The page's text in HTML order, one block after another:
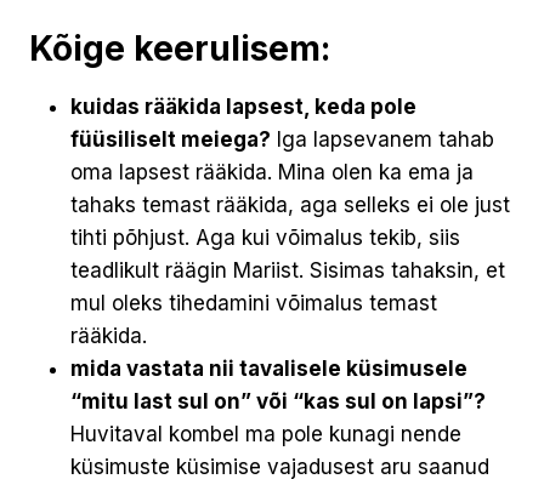
Kõige keerulisem:
kuidas rääkida lapsest, keda pole
füüsiliselt meiega? Iga lapsevanem tahab
oma lapsest rääkida. Mina olen ka ema ja
tahaks temast rääkida, aga selleks ei ole just
tihti põhjust. Aga kui võimalus tekib, siis
teadlikult räägin Mariist. Sisimas tahaksin, et
mul oleks tihedamini võimalus temast
rääkida.
mida vastata nii tavalisele küsimusele
“mitu last sul on” või “kas sul on lapsi”?
Huvitaval kombel ma pole kunagi nende
küsimuste küsimise vajadusest aru saanud